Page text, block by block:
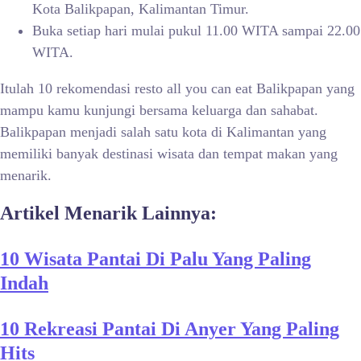
Kota Balikpapan, Kalimantan Timur.
Buka setiap hari mulai pukul 11.00 WITA sampai 22.00
WITA.
Itulah 10 rekomendasi resto all you can eat Balikpapan yang
mampu kamu kunjungi bersama keluarga dan sahabat.
Balikpapan menjadi salah satu kota di Kalimantan yang
memiliki banyak destinasi wisata dan tempat makan yang
menarik.
Artikel Menarik Lainnya:
10 Wisata Pantai Di Palu Yang Paling
Indah
10 Rekreasi Pantai Di Anyer Yang Paling
Hits